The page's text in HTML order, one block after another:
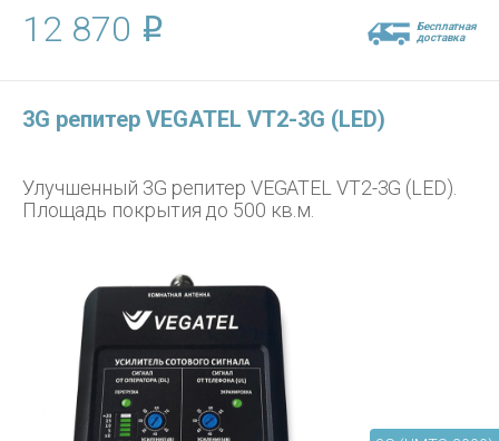
12 870
Бесплатная
доставка
3G репитер VEGATEL VT2-3G (LED)
Улучшенный 3G репитер VEGATEL VT2-3G (LED).
Площадь покрытия до 500 кв.м.